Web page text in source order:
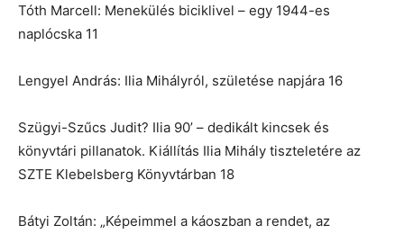
Tóth Marcell: Menekülés biciklivel – egy 1944-es
naplócska 11
Lengyel András: Ilia Mihályról, születése napjára 16
Szügyi-Szűcs Judit? Ilia 90’ – dedikált kincsek és
könyvtári pillanatok. Kiállítás Ilia Mihály tiszteletére az
SZTE Klebelsberg Könyvtárban 18
Bátyi Zoltán: „Képeimmel a káoszban a rendet, az